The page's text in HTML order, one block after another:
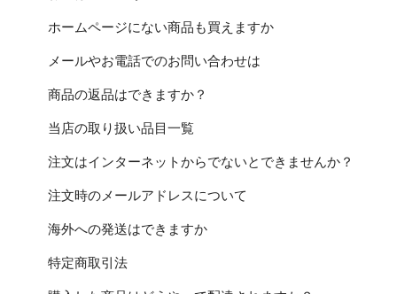
ホームページにない商品も買えますか
メールやお電話でのお問い合わせは
商品の返品はできますか？
当店の取り扱い品目一覧
注文はインターネットからでないとできませんか？
注文時のメールアドレスについて
海外への発送はできますか
特定商取引法